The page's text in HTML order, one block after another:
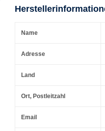
Name
Adresse
Land
Ort, Postleitzahl
Email